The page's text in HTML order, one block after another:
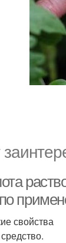
свойства